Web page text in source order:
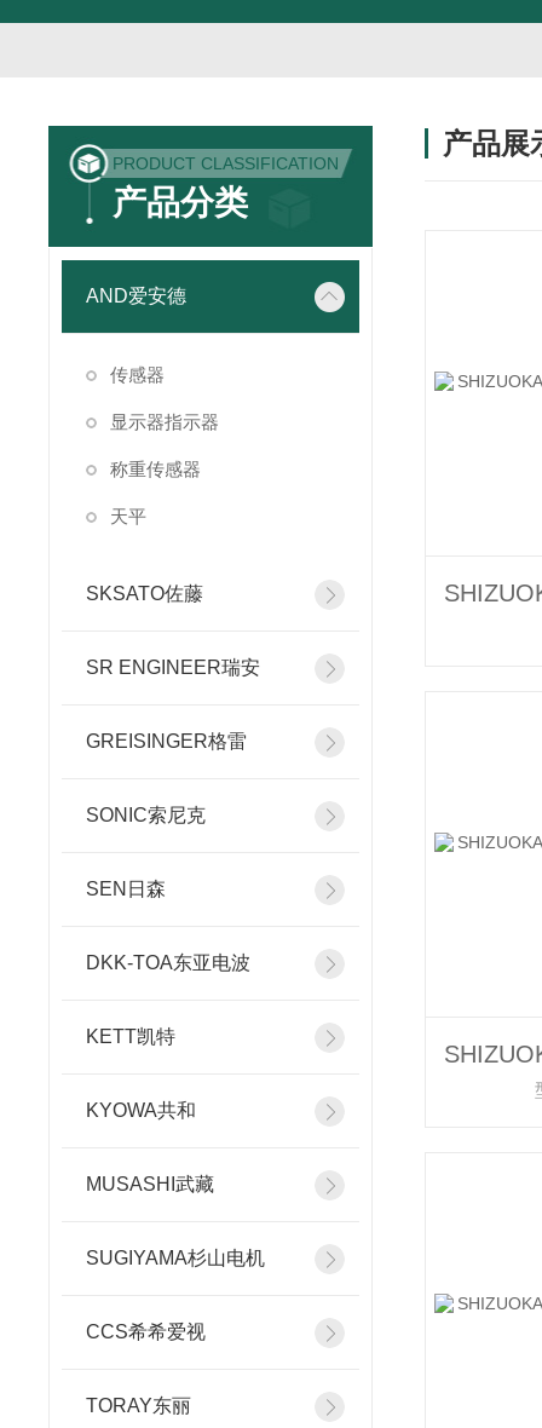
PRODUCT CLASSIFICATION
产品分类
AND爱安德
传感器
显示器指示器
称重传感器
天平
SKSATO佐藤
SR ENGINEER瑞安
GREISINGER格雷
SONIC索尼克
SEN日森
DKK-TOA东亚电波
KETT凯特
KYOWA共和
MUSASHI武藏
SUGIYAMA杉山电机
CCS希希爱视
TORAY东丽
产品展